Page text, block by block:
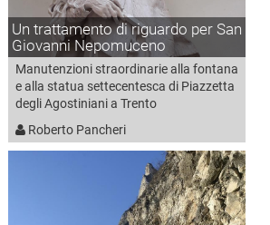
Un trattamento di riguardo per San
Giovanni Nepomuceno
Manutenzioni straordinarie alla fontana
e alla statua settecentesca di Piazzetta
degli Agostiniani a Trento
Roberto Pancheri